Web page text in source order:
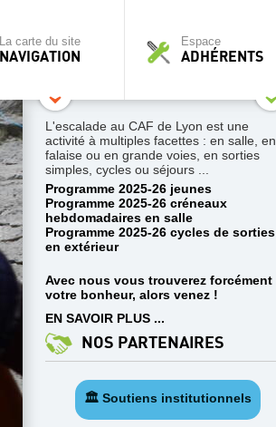
La carte du site
NAVIGATION
Espace
ADHÉRENTS
L'escalade au CAF de Lyon est une
activité à multiples facettes : en salle, en
falaise ou en grande voies, en sorties
simples, cycles ou séjours ...
Programme 2025-26 jeunes
Programme 2025-26 créneaux
hebdomadaires en salle
Programme 2025-26 cycles de sorties
en extérieur
Avec nous vous trouverez forcément
votre bonheur, alors venez !
EN SAVOIR PLUS ...
NOS PARTENAIRES
🏛️ Soutiens institutionnels